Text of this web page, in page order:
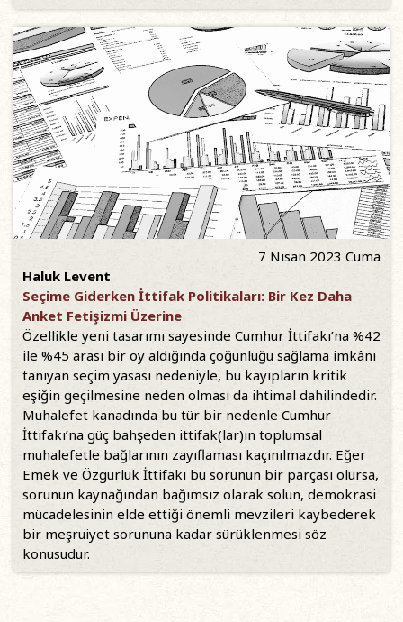
7 Nisan 2023 Cuma
Haluk Levent
Seçime Giderken İttifak Politikaları: Bir Kez Daha
Anket Fetişizmi Üzerine
Özellikle yeni tasarımı sayesinde Cumhur İttifakı’na %42
ile %45 arası bir oy aldığında çoğunluğu sağlama imkânı
tanıyan seçim yasası nedeniyle, bu kayıpların kritik
eşiğin geçilmesine neden olması da ihtimal dahilindedir.
Muhalefet kanadında bu tür bir nedenle Cumhur
İttifakı’na güç bahşeden ittifak(lar)ın toplumsal
muhalefetle bağlarının zayıflaması kaçınılmazdır. Eğer
Emek ve Özgürlük İttifakı bu sorunun bir parçası olursa,
sorunun kaynağından bağımsız olarak solun, demokrasi
mücadelesinin elde ettiği önemli mevzileri kaybederek
bir meşruiyet sorununa kadar sürüklenmesi söz
konusudur.